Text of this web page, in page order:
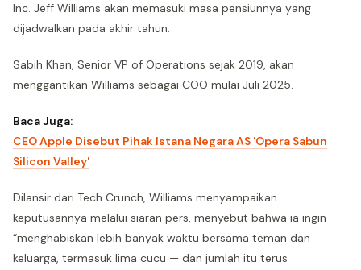
Inc. Jeff Williams akan memasuki masa pensiunnya yang
dijadwalkan pada akhir tahun.
Sabih Khan, Senior VP of Operations sejak 2019, akan
menggantikan Williams sebagai COO mulai Juli 2025.
Baca Juga:
CEO Apple Disebut Pihak Istana Negara AS 'Opera Sabun
Silicon Valley'
Dilansir dari Tech Crunch, Williams menyampaikan
keputusannya melalui siaran pers, menyebut bahwa ia ingin
“menghabiskan lebih banyak waktu bersama teman dan
keluarga, termasuk lima cucu — dan jumlah itu terus